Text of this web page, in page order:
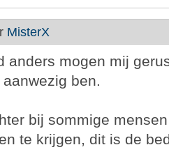
MisterX
anders mogen mij
ben.
bij sommige
te krijgen, dit is de